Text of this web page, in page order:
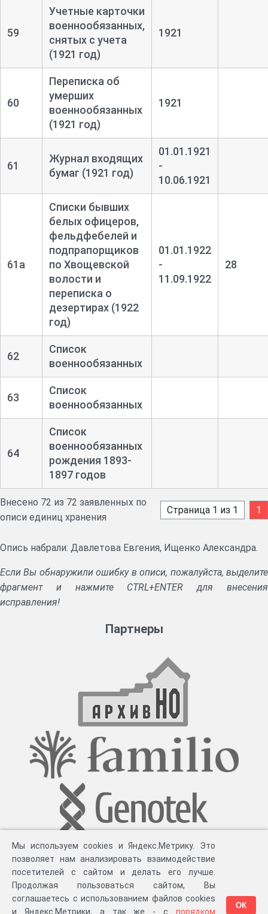
59
Учетные карточки
военнообязанных,
снятых с учета
(1921 год)
1921
60
Переписка об
умерших
военнообязанных
(1921 год)
1921
61
Журнал входящих
бумаг (1921 год)
01.01.1921
-
10.06.1921
61а
Списки бывших
белых офицеров,
фельдфебелей и
подпрапорщиков
по Хвощевской
волости и
переписка о
дезертирах (1922
год)
01.01.1922
-
11.09.1922
28
62
Список
военнообязанных
63
Список
военнообязанных
64
Список
военнообязанных
рождения 1893-
1897 годов
Внесено 72 из 72 заявленных по
описи единиц хранения
Страница 1 из 1 1
Опись набрали: Давлетова Евгения, Ищенко Александра.
Если Вы обнаружили ошибку в описи, пожалуйста, выделите
фрагмент и нажмите CTRL+ENTER для внесения
исправления!
Партнеры
Мы используем cookies и Яндекс.Метрику. Это
позволяет нам анализировать взаимодействие
посетителей с сайтом и делать его лучше.
Продолжая пользоваться сайтом, Вы
соглашаетесь с использованием файлов cookies
и Яндекс.Метрики, а так же - с порядком
ОК